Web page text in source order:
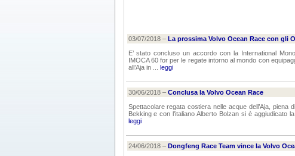
03/07/2018 – La prossima Volvo Ocean Race con gli
E’ stato concluso un accordo con la International
IMOCA 60 for per le regate intorno al mondo con
all’Aja in ... leggi
30/06/2018 – Conclusa la Volvo Ocean Race
Spettacolare regata costiera nelle acque dell’Aja, piena
Bekking e con l’italiano Alberto Bolzan si è aggiudicato
leggi
24/06/2018 – Dongfeng Race Team vince la Volvo